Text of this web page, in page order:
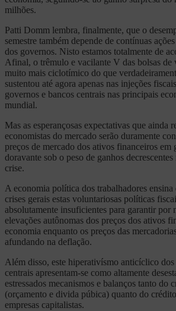
milhões.
Patti Domm lembra, finalmente, que o
semestre também depende de contínuas
dos governos. Nisto estamos totalmente de
Afinal, o trêmulo e vacilante V das bolsas de
muito mais ciclotímico do que
sustentou até agora apenas nas injeções
governos e bancos centrais nas principais
mundial.
Mas as esperançosas expectativas que ainda
economistas do mercado serão duramente
preços de mercado dos ativos financeiros em
doravante sob o peso de ganhos
crise.
A economia política dos trabalhadores
crises gerais estas voluntariosas políticas
absolutamente insuficientes para garantir por
elevações autônomas dos preços dos ativos
economia enquanto os preços das
afundando na deflação.
Além disso, este hiperativísmo anticíclico
centrais apresentam-se como altamente
estressados mecanismos e balanços tanto do
(orçamento e divida púbica) quanto do
empresas capitalistas.